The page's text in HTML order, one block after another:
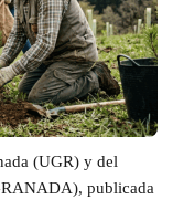
(UGR) y del
publicada